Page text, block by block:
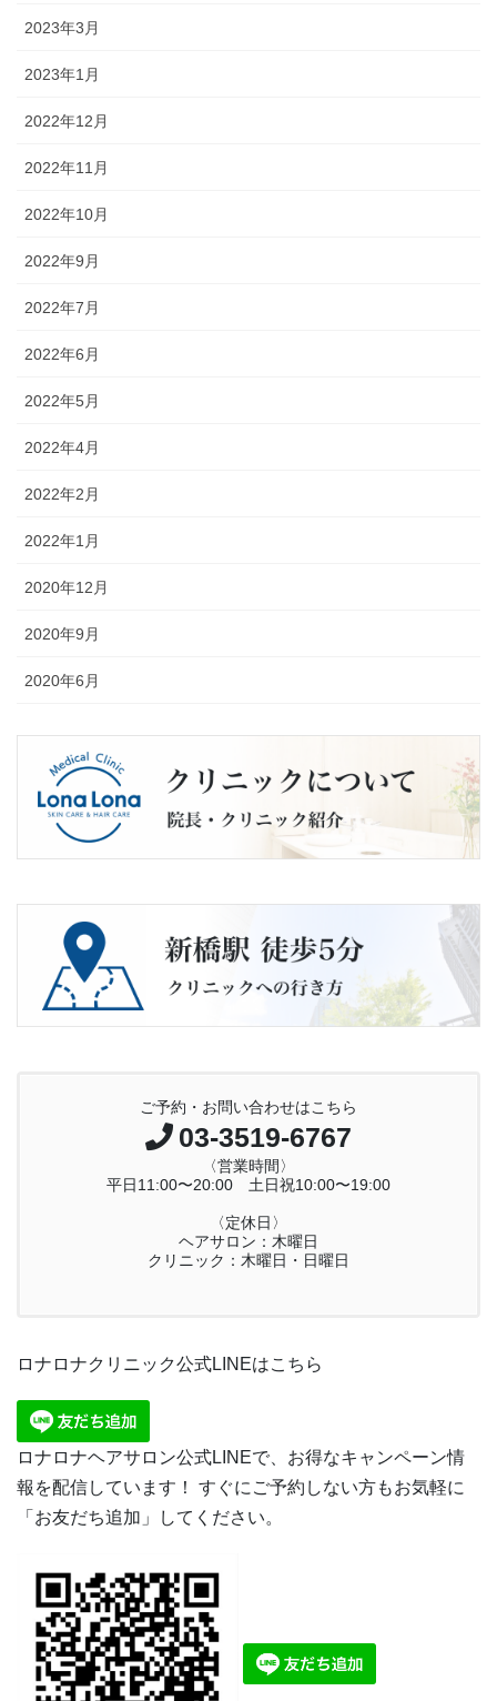
2023年3月
2023年1月
2022年12月
2022年11月
2022年10月
2022年9月
2022年7月
2022年6月
2022年5月
2022年4月
2022年2月
2022年1月
2020年12月
2020年9月
2020年6月
ご予約・お問い合わせはこちら
03-3519-6767
〈営業時間〉
平日11:00〜20:00 土日祝10:00〜19:00
〈定休日〉
ヘアサロン：木曜日
クリニック：木曜日・日曜日
ロナロナクリニック公式LINEはこちら
ロナロナヘアサロン公式LINEで、お得なキャンペーン情
報を配信しています！ すぐにご予約しない方もお気軽に
「お友だち追加」してください。